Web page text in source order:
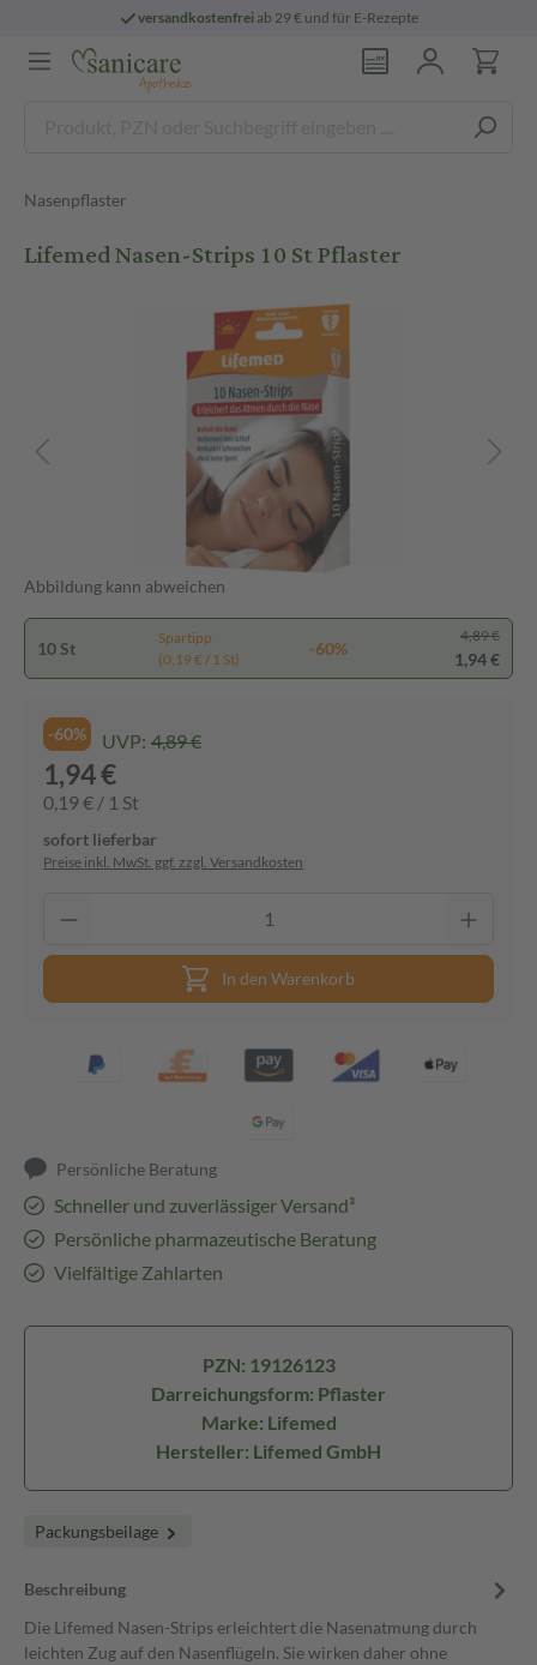
versandkostenfreiab 29 € und für E-Rezepte
Nasenpflaster
Lifemed Nasen-Strips 10 St Pflaster
Abbildung kann abweichen
10 St
Spartipp
(0,19 € / 1 St)
-60%
4,89 €
1,94 €
-60% UVP: 4,89 €
1,94 €
0,19 € / 1 St
sofort lieferbar
Preise inkl. MwSt. ggf. zzgl. Versandkosten
In den Warenkorb
Persönliche Beratung
Schneller und zuverlässiger Versand³
Persönliche pharmazeutische Beratung
Vielfältige Zahlarten
PZN: 19126123
Darreichungsform: Pflaster
Marke: Lifemed
Hersteller: Lifemed GmbH
Packungsbeilage
Beschreibung
Die Lifemed Nasen-Strips erleichtert die Nasenatmung durch
leichten Zug auf den Nasenflügeln. Sie wirken daher ohne